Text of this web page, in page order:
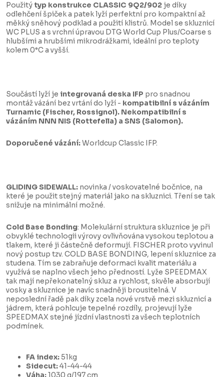
Použitýtyp konstrukce CLASSIC 9Q2/902 je díky
odlehčení špiček a patek lyží perfektní pro kompaktní až
měkký sněhový podklad a použití klistrů. Model se skluznicí
WC PLUS a s vrchní úpravou DTG World Cup Plus/Coarse s
hlubšími a hrubšími mikrodrážkami, ideální pro teploty
kolem 0°C a vyšší.
Součástí lyží je integrovaná deska IFP pro snadnou
montáž vázání bez vrtání do lyží - kompatibilní s vázáním
Turnamic (Fischer, Rossignol). Nekompatibilní s
vázáním NNN NIS (Rottefella) a SNS (Salomon).
Doporučené vázání:Worldcup Classic IFP.
GLIDING SIDEWALL: novinka / voskovatelné bočnice, na
které je použit stejný materiál jako na skluznici. Tření se tak
snižuje na minimální možné.
Cold Base Bonding: Molekulární struktura skluznice je při
obvyklé technologii výrovy ovlivňována vysokou teplotou a
tlakem, které ji částečně deformují. FISCHER proto vyvinul
nový postup tzv. COLD BASE BONDING, lepení skluznice za
studena. Tím se zabraňuje deformaci kvalit materiálu a
využívá se naplno všech jeho předností. Lyže SPEEDMAX
tak mají nepřekonatelný skluz a rychlost, skvěle absorbují
vosky a skluznice je navíc snadněji brousitelná. V
neposlední řadě pak díky zcela nové vrstvě mezi skluznicí a
jádrem, která pohlcuje tepelné rozdíly, projevují lyže
SPEEDMAX stejné jízdní vlastnosti za všech teplotních
podmínek.
FA index: 51kg
Sidecut:41-44-44
Váha:1030 g/197 cm